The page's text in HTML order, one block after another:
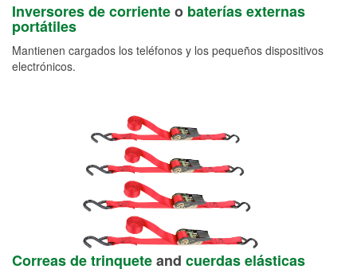
Inversores de corrienteo baterías externas
portátiles
Mantienen cargados los teléfonos y los pequeños dispositivos
electrónicos.
Correas de trinqueteand cuerdas elásticas